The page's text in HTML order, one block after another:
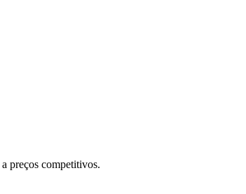
preços competitivos.